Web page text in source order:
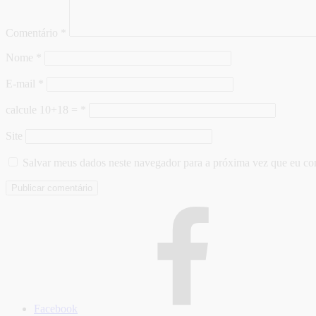
Comentário
Nome
E-mail
calcule 10+18 =
Site
Salvar meus dados neste navegador para a próxima vez que eu
Facebook